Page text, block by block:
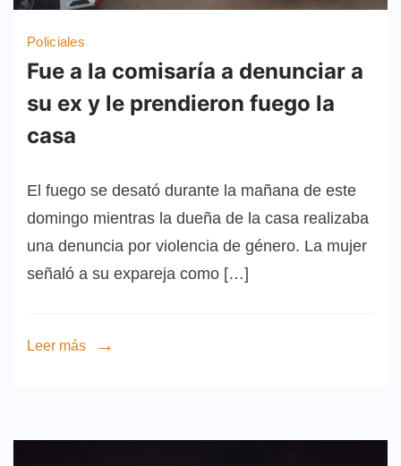
Policiales
Fue a la comisaría a denunciar a
su ex y le prendieron fuego la
casa
El fuego se desató durante la mañana de este
domingo mientras la dueña de la casa realizaba
una denuncia por violencia de género. La mujer
señaló a su expareja como […]
Leer más